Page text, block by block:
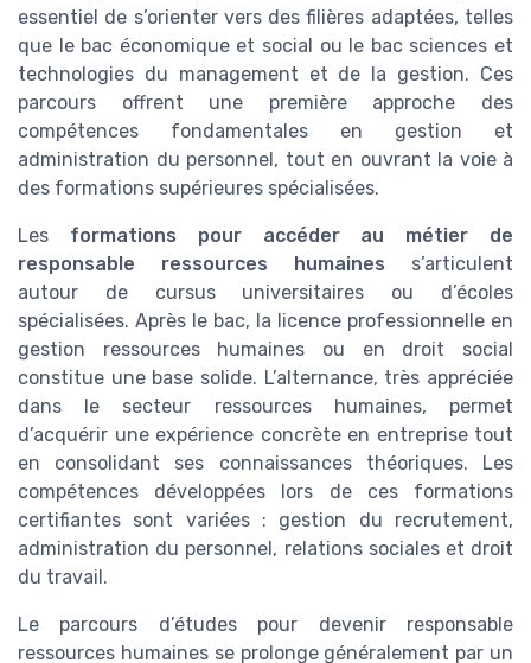
essentiel de s’orienter vers des filières adaptées, telles
que le bac économique et social ou le bac sciences et
technologies du management et de la gestion. Ces
parcours offrent une première approche des
compétences fondamentales en gestion et
administration du personnel, tout en ouvrant la voie à
des formations supérieures spécialisées.
Les formations pour accéder au métier de
responsable ressources humaines s’articulent
autour de cursus universitaires ou d’écoles
spécialisées. Après le bac, la licence professionnelle en
gestion ressources humaines ou en droit social
constitue une base solide. L’alternance, très appréciée
dans le secteur ressources humaines, permet
d’acquérir une expérience concrète en entreprise tout
en consolidant ses connaissances théoriques. Les
compétences développées lors de ces formations
certifiantes sont variées : gestion du recrutement,
administration du personnel, relations sociales et droit
du travail.
Le parcours d’études pour devenir responsable
ressources humaines se prolonge généralement par un